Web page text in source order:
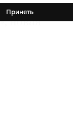
новая
Принять